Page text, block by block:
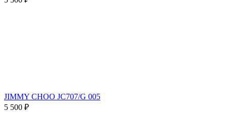
JIMMY CHOO JC707/G 005
5 500 ₽